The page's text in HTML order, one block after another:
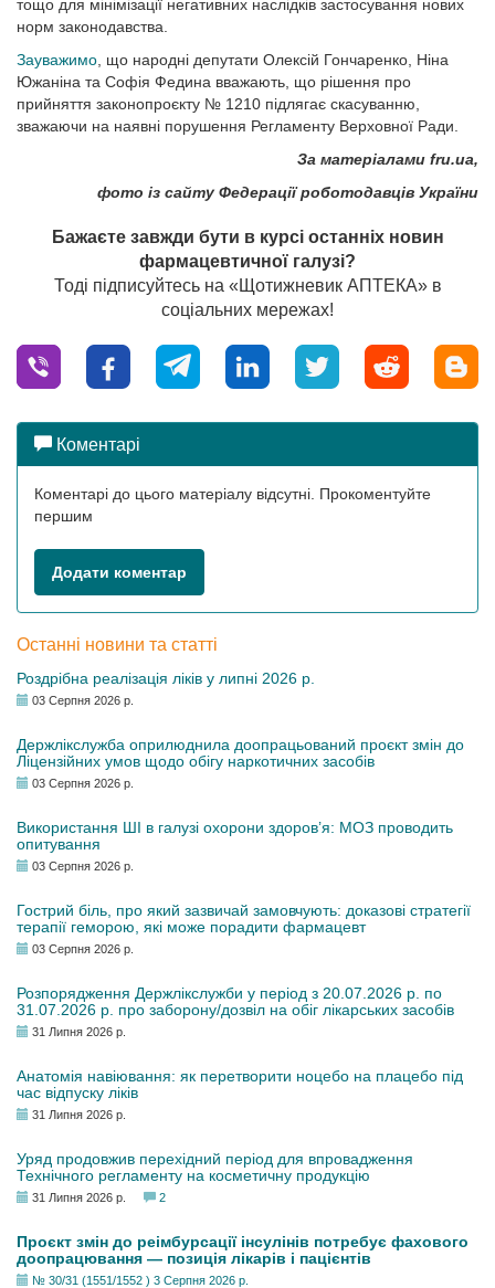
тощо для мінімізації негативних наслідків застосування нових
норм законодавства.
Зауважимо , що народні депутати Олексій Гончаренко, Ніна
Южаніна та Софія Федина вважають, що рішення про
прийняття законопроєкту № 1210 підлягає скасуванню,
зважаючи на наявні порушення Регламенту Верховної Ради.
За матеріалами fru.ua,
фото із сайту Федерації роботодавців України
Бажаєте завжди бути в курсі останніх новин
фармацевтичної галузі?
Тоді підписуйтесь на «Щотижневик АПТЕКА» в
соціальних мережах!
Коментарі
Коментарі до цього матеріалу відсутні. Прокоментуйте
першим
Додати коментар
Останні новини та статті
Роздрібна реалізація ліків у липні 2026 р.
03 Серпня 2026 р.
Держлікслужба оприлюднила доопрацьований проєкт змін до
Ліцензійних умов щодо обігу наркотичних засобів
03 Серпня 2026 р.
Використання ШІ в галузі охорони здоров’я: МОЗ проводить
опитування
03 Серпня 2026 р.
Гострий біль, про який зазвичай замовчують: доказові стратегії
терапії геморою, які може порадити фармацевт
03 Серпня 2026 р.
Розпорядження Держлікслужби у період з 20.07.2026 р. по
31.07.2026 р. про заборону/дозвіл на обіг лікарських засобів
31 Липня 2026 р.
Анатомія навіювання: як перетворити ноцебо на плацебо під
час відпуску ліків
31 Липня 2026 р.
Уряд продовжив перехідний період для впровадження
Технічного регламенту на косметичну продукцію
31 Липня 2026 р. 2
Проєкт змін до реімбурсації інсулінів потребує фахового
доопрацювання — позиція лікарів і пацієнтів
№ 30/31 (1551/1552 ) 3 Серпня 2026 р.